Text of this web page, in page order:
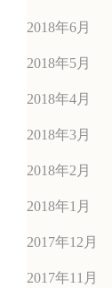
2018年6月
2018年5月
2018年4月
2018年3月
2018年2月
2018年1月
2017年12月
2017年11月